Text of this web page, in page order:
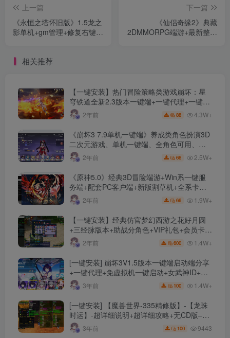
上一篇
《永恒之塔怀旧版》1.5龙之
影单机+gm管理+修复右键乱
下一篇
《仙侣奇缘2》典藏
2DMMORPG端游+最新整理
相关推荐
【一键安装】热门冒险策略类游戏崩坏：星
穹铁道全新2.3版本一键端+一键代理+一键启
动+免虚拟机
2年前 88 4.3W+
《崩坏3 7.9单机一键端》养成类角色扮演3D
二次元游戏、单机一键端、全角色可用、无
限资源、附带保姆级安装教程
2年前 66 2.5W+
《原神5.0》经典3D冒险端游+Win系一键服
务端+配套PC客户端+新版割草机+全系卡池
文件2年前 66 1.9W+
【一键安装】经典仿官梦幻西游之花好月圆
+三经脉版本+助战分角色+VIP礼包+会员卡
+剧情活动+视频搭建及其他修改资料
2年前 600 1.4W+
[一键安装] 崩坏3V1.5版本一键端启动端分享
+一键代理+免虚拟机一键启动+女武神ID+详
细指令+极简一键修改
3年前 100 1.4W+
[一键安装] 【魔兽世界-335精修版】-【龙珠
时运】-超详细说明+超详细攻略+无CD版–精
修版本-站长推荐+站长亲测
3年前 100 9443